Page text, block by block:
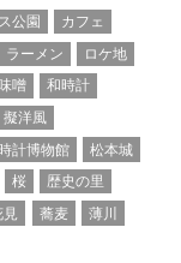
公園
カフェ
ラーメン
ロケ地
噌
和時計
擬洋風
計博物館
松本城
桜
歴史の里
蕎麦
薄川